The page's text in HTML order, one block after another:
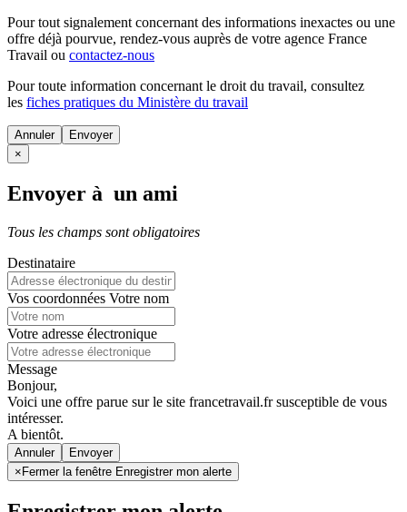
Pour tout signalement concernant des informations inexactes ou une
offre déjà pourvue, rendez-vous auprès de votre agence France
Travail ou contactez-nous
Pour toute information concernant le droit du travail, consultez
les fiches pratiques du Ministère du travail
Annuler
×
Envoyer à un ami
Tous les champs sont obligatoires
Destinataire
Vos coordonnées Votre nom
Votre adresse électronique
Message
Bonjour,
Voici une offre parue sur le site francetravail.fr susceptible de vous
intéresser.
A bientôt.
Annuler
× Fermer la fenêtre Enregistrer mon alerte